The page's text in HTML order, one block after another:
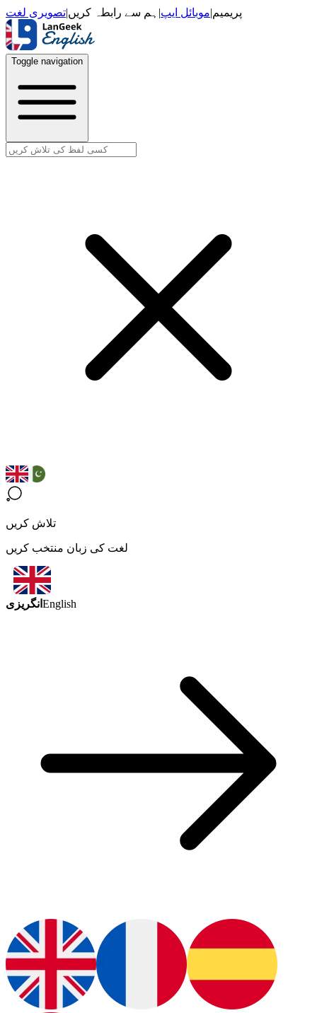
پریمیم|موبائل ایپ| ہم سے رابطہ کریں|تصویری لغت
Toggle navigation
تلاش کریں
لغت کی زبان منتخب کریں
انگریزی English